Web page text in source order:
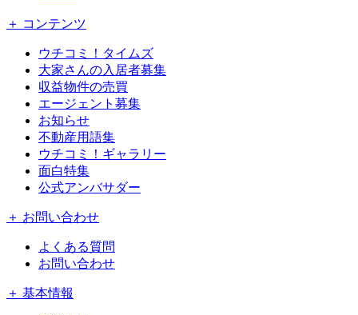
＋ コンテンツ
ウチコミ！タイムズ
大家さんの入居者募集
収益物件の売買
エージェント募集
お知らせ
不動産用語集
ウチコミ！ギャラリー
面白特集
公式アンバサダー
＋ お問い合わせ
よくある質問
お問い合わせ
＋ 基本情報